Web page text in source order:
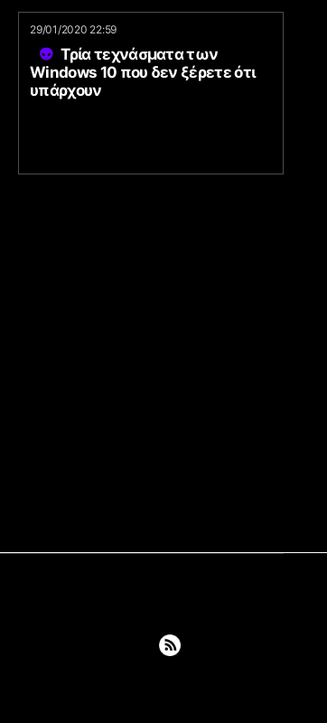
29/01/2020 22:59
Τρία τεχνάσματα των
Windows 10 που δεν ξέρετε ότι
υπάρχουν